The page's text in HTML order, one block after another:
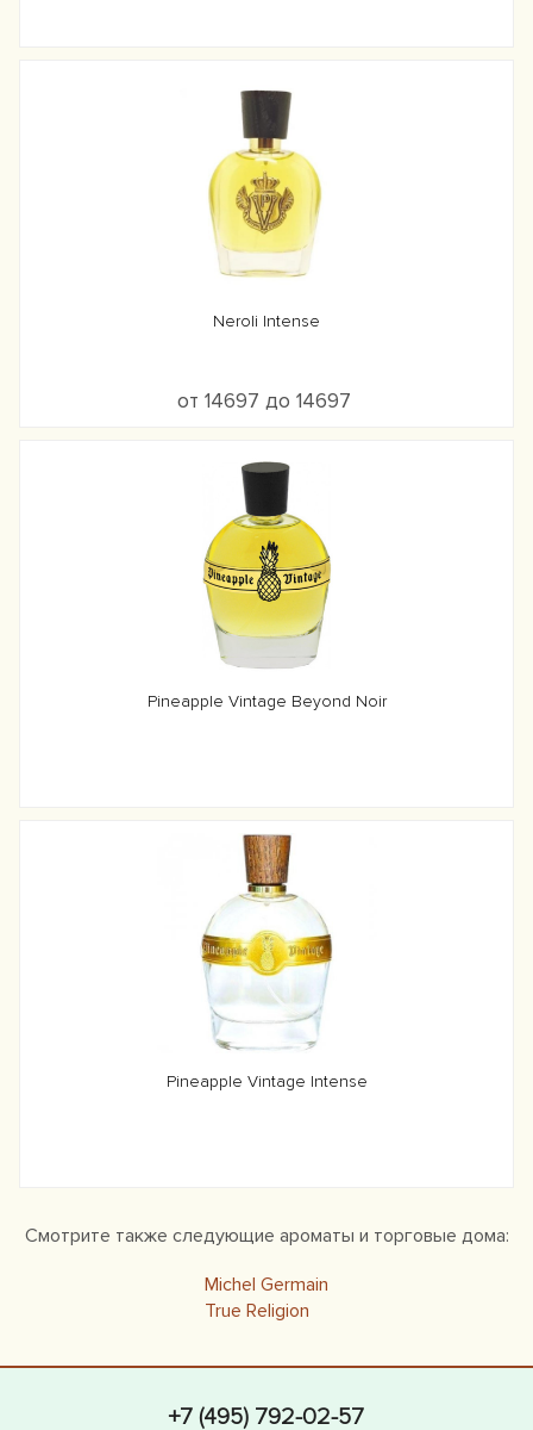
Neroli Intense
от 14697 до 14697
Pineapple Vintage Beyond Noir
Pineapple Vintage Intense
Смотрите также следующие ароматы и торговые дома:
Michel Germain
True Religion
+7 (495) 792-02-57